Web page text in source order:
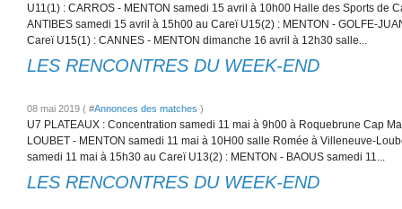
U11(1) : CARROS - MENTON samedi 15 avril à 10h00 Halle des Sports de
ANTIBES samedi 15 avril à 15h00 au Careï U15(2) : MENTON - GOLFE-
Careï U15(1) : CANNES - MENTON dimanche 16 avril à 12h30 salle...
LES RENCONTRES DU WEEK-END
08 mai 2019 ( #Annonces des matches )
U7 PLATEAUX : Concentration samedi 11 mai à 9h00 à Roquebrune Cap
LOUBET - MENTON samedi 11 mai à 10H00 salle Romée à Villeneuve-
samedi 11 mai à 15h30 au Careï U13(2) : MENTON - BAOUS samedi 11...
LES RENCONTRES DU WEEK-END